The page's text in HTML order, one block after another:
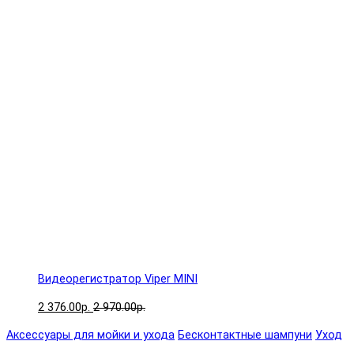
Видеорегистратор Viper MINI
2 376.00р. 2 970.00р.
Аксессуары для мойки и ухода Бесконтактные шампуни Уход